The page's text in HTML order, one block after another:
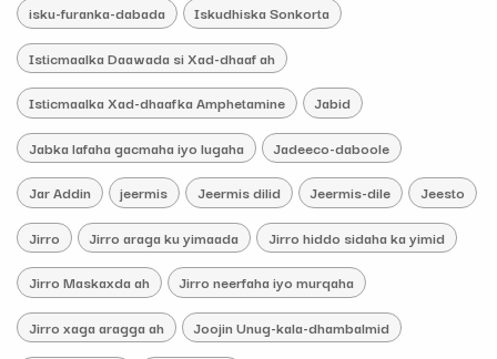
isku-furanka-dabada Iskudhiska Sonkorta
Isticmaalka Daawada si Xad-dhaaf ah
Isticmaalka Xad-dhaafka Amphetamine Jabid
Jabka lafaha gacmaha iyo lugaha Jadeeco-daboole
Jar Addin jeermis Jeermis dilid Jeermis-dile Jeesto
Jirro Jirro araga ku yimaada Jirro hiddo sidaha ka yimid
Jirro Maskaxda ah Jirro neerfaha iyo murqaha
Jirro xaga aragga ah Joojin Unug-kala-dhambalmid